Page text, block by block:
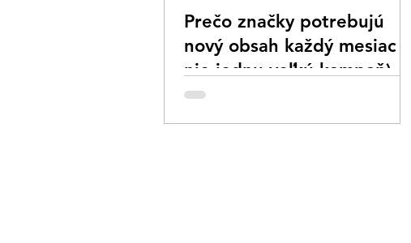
Prečo značky potrebujú
nový obsah každý mesiac (a
nie jednu veľkú kampaň)